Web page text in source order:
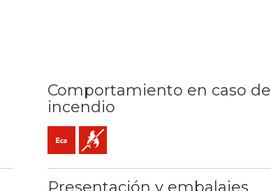
Comportamiento en caso de
incendio
Eca (reacción al fuego)
No propagador de la llama
Presentación y embalajes